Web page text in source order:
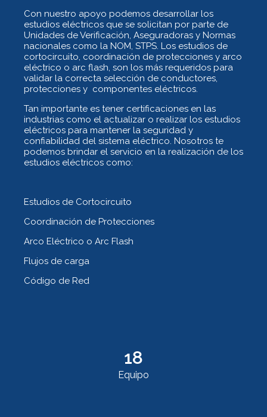
Con nuestro apoyo podemos desarrollar los
estudios eléctricos que se solicitan por parte de
Unidades de Verificación, Aseguradoras y Normas
nacionales como la NOM, STPS. Los estudios de
cortocircuito, coordinación de protecciones y arco
eléctrico o arc flash, son los más requeridos para
validar la correcta selección de conductores,
protecciones y componentes eléctricos.
Tan importante es tener certificaciones en las
industrias como el actualizar o realizar los estudios
eléctricos para mantener la seguridad y
confiabilidad del sistema eléctrico. Nosotros te
podemos brindar el servicio en la realización de los
estudios eléctricos como:
Estudios de Cortocircuito
Coordinación de Protecciones
Arco Eléctrico o Arc Flash
Flujos de carga
Código de Red
18
Equipo